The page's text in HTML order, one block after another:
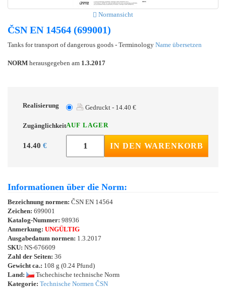
Normansicht
ČSN EN 14564 (699001)
Tanks for transport of dangerous goods - Terminology Name übersetzen
NORM herausgegeben am 1.3.2017
Realisierung Gedruckt - 14.40 €
ZugänglichkeitAUF LAGER
14.40 € IN DEN WARENKORB
Informationen über die Norm:
Bezeichnung normen: ČSN EN 14564
Zeichen: 699001
Katalog-Nummer: 98936
Anmerkung: UNGÜLTIG
Ausgabedatum normen: 1.3.2017
SKU: NS-676609
Zahl der Seiten: 36
Gewicht ca.: 108 g (0.24 Pfund)
Land:
Tschechische technische Norm
Kategorie: Technische Normen ČSN